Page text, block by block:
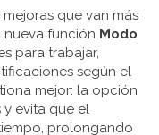
que van más
nueva función Modo
para trabajar,
según el
mejor: la opción
y evita que el
prolongando